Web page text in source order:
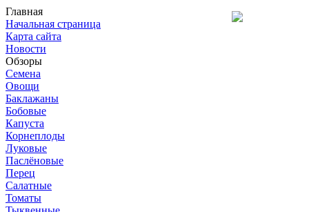
Главная
Начальная страница
Карта сайта
Новости
Обзоры
Семена
Овощи
Баклажаны
Бобовые
Капуста
Корнеплоды
Луковые
Паслёновые
Перец
Салатные
Томаты